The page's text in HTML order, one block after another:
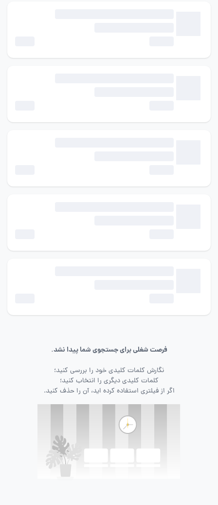
فرصت شغلی برای جستجوی شما پیدا نشد.
نگارش کلمات کلیدی خود را بررسی کنید؛
کلمات کلیدی دیگری را انتخاب کنید؛
اگر از فیلتری استفاده کرده اید، آن را حذف کنید.